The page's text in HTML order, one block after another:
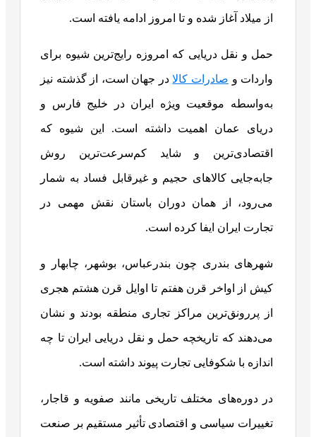
از میلاد آغاز شده و تا امروز ادامه یافته است.
حمل‌ و نقل دریایی که امروزه رایج‌ترین شیوه برای
واردات و صادرات کالادر جهان است، از گذشته نیز
به‌واسطه موقعیت ویژه ایران در خلیج فارس و
دریای عمان اهمیت داشته است. این شیوه که
اقتصادی‌ترین و شاید کم‌سرعت‌ترین روش
جابه‌جایی کالاهای حجیم و غیرقابل فساد به شمار
می‌رود، از همان دوران باستان نقش مهمی در
تجارت ایران ایفا کرده است.
شهرهای بندری چون بندرعباس، بوشهر، چابهار و
کیش از اواخر قرن هفتم تا اوایل قرن هشتم هجری
از پررونق‌ترین مراکز تجاری منطقه بودند و نشان
می‌دهند که تاریخچه حمل‌ و نقل دریایی ایران تا چه
اندازه با شکوفایی تجارت پیوند داشته است.
در دوره‌های مختلف تاریخی مانند صفویه و قاجار،
تغییرات سیاسی و اقتصادی تأثیر مستقیم بر صنعت